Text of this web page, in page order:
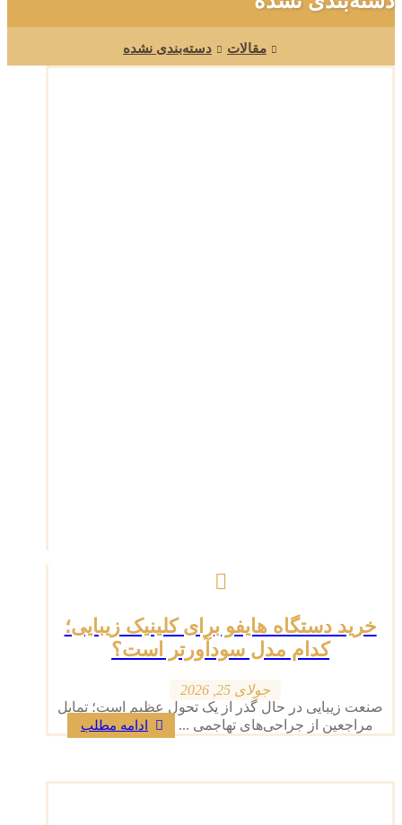
مقالات دسته‌بندی نشده
خرید دستگاه هایفو برای کلینیک زیبایی؛
کدام مدل سودآورتر است؟
جولای 25, 2026
صنعت زیبایی در حال گذر از یک تحول عظیم است؛ تمایل
مراجعین از جراحی‌های تهاجمی ...
ادامه مطلب